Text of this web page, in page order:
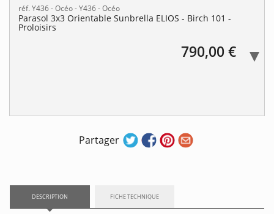
réf. Y436 - Océo- Y436 - Océo
Parasol 3x3 Orientable Sunbrella ELIOS - Birch 101 -
Proloisirs
790,00 €
Partager
DESCRIPTION FICHE TECHNIQUE